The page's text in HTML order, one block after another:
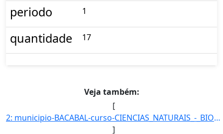
periodo 1
quantidade 17
Veja também:
[
2: municipio-BACABAL-curso-CIENCIAS_NATURAIS_-_BIOLOGIA-grau-LICENCIATURA_PLENA-turno-Noturno-modalidad]
]